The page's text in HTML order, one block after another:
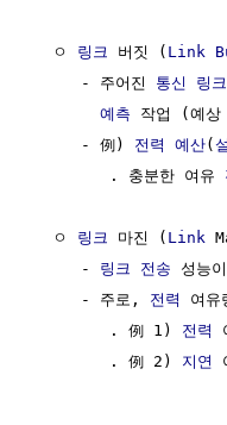
  ㅇ
링크 버짓 ( Link
     - 주어진
통신 링크
예측 작업 (예상
     - 例)
전력 예산(
        . 충분한 여유
  ㅇ
링크 마진 ( Link
     -
링크 전송 성능
     - 주로,
전력 여
        . 例 1)
전력
        . 例 2)
지연